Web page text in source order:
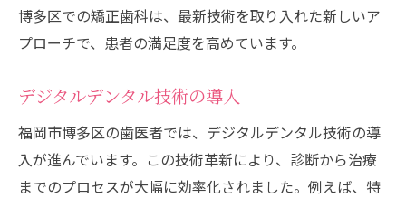
博多区での矯正歯科は、最新技術を取り入れた新しいア
プローチで、患者の満足度を高めています。
デジタルデンタル技術の導入
福岡市博多区の歯医者では、デジタルデンタル技術の導
入が進んでいます。この技術革新により、診断から治療
までのプロセスが大幅に効率化されました。例えば、特